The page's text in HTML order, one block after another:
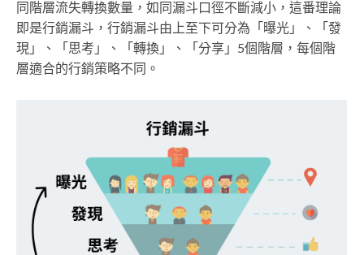
同階層流失轉換數量，如同漏斗口徑不斷減小，這番理論
即是行銷漏斗，行銷漏斗由上至下可分為「曝光」、「發
現」、「思考」、「轉換」、「分享」5個階層，每個階
層適合的行銷策略不同。